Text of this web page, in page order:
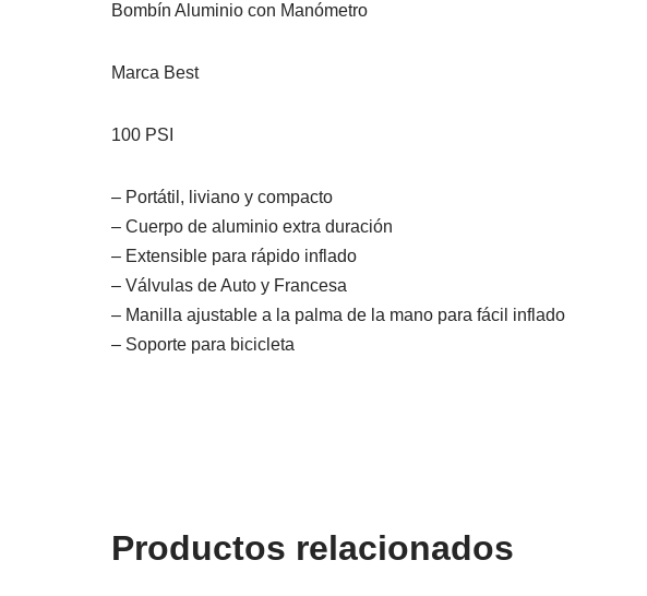
Bombín Aluminio con Manómetro
Marca Best
100 PSI
– Portátil, liviano y compacto
– Cuerpo de aluminio extra duración
– Extensible para rápido inflado
– Válvulas de Auto y Francesa
– Manilla ajustable a la palma de la mano para fácil inflado
– Soporte para bicicleta
Productos relacionados